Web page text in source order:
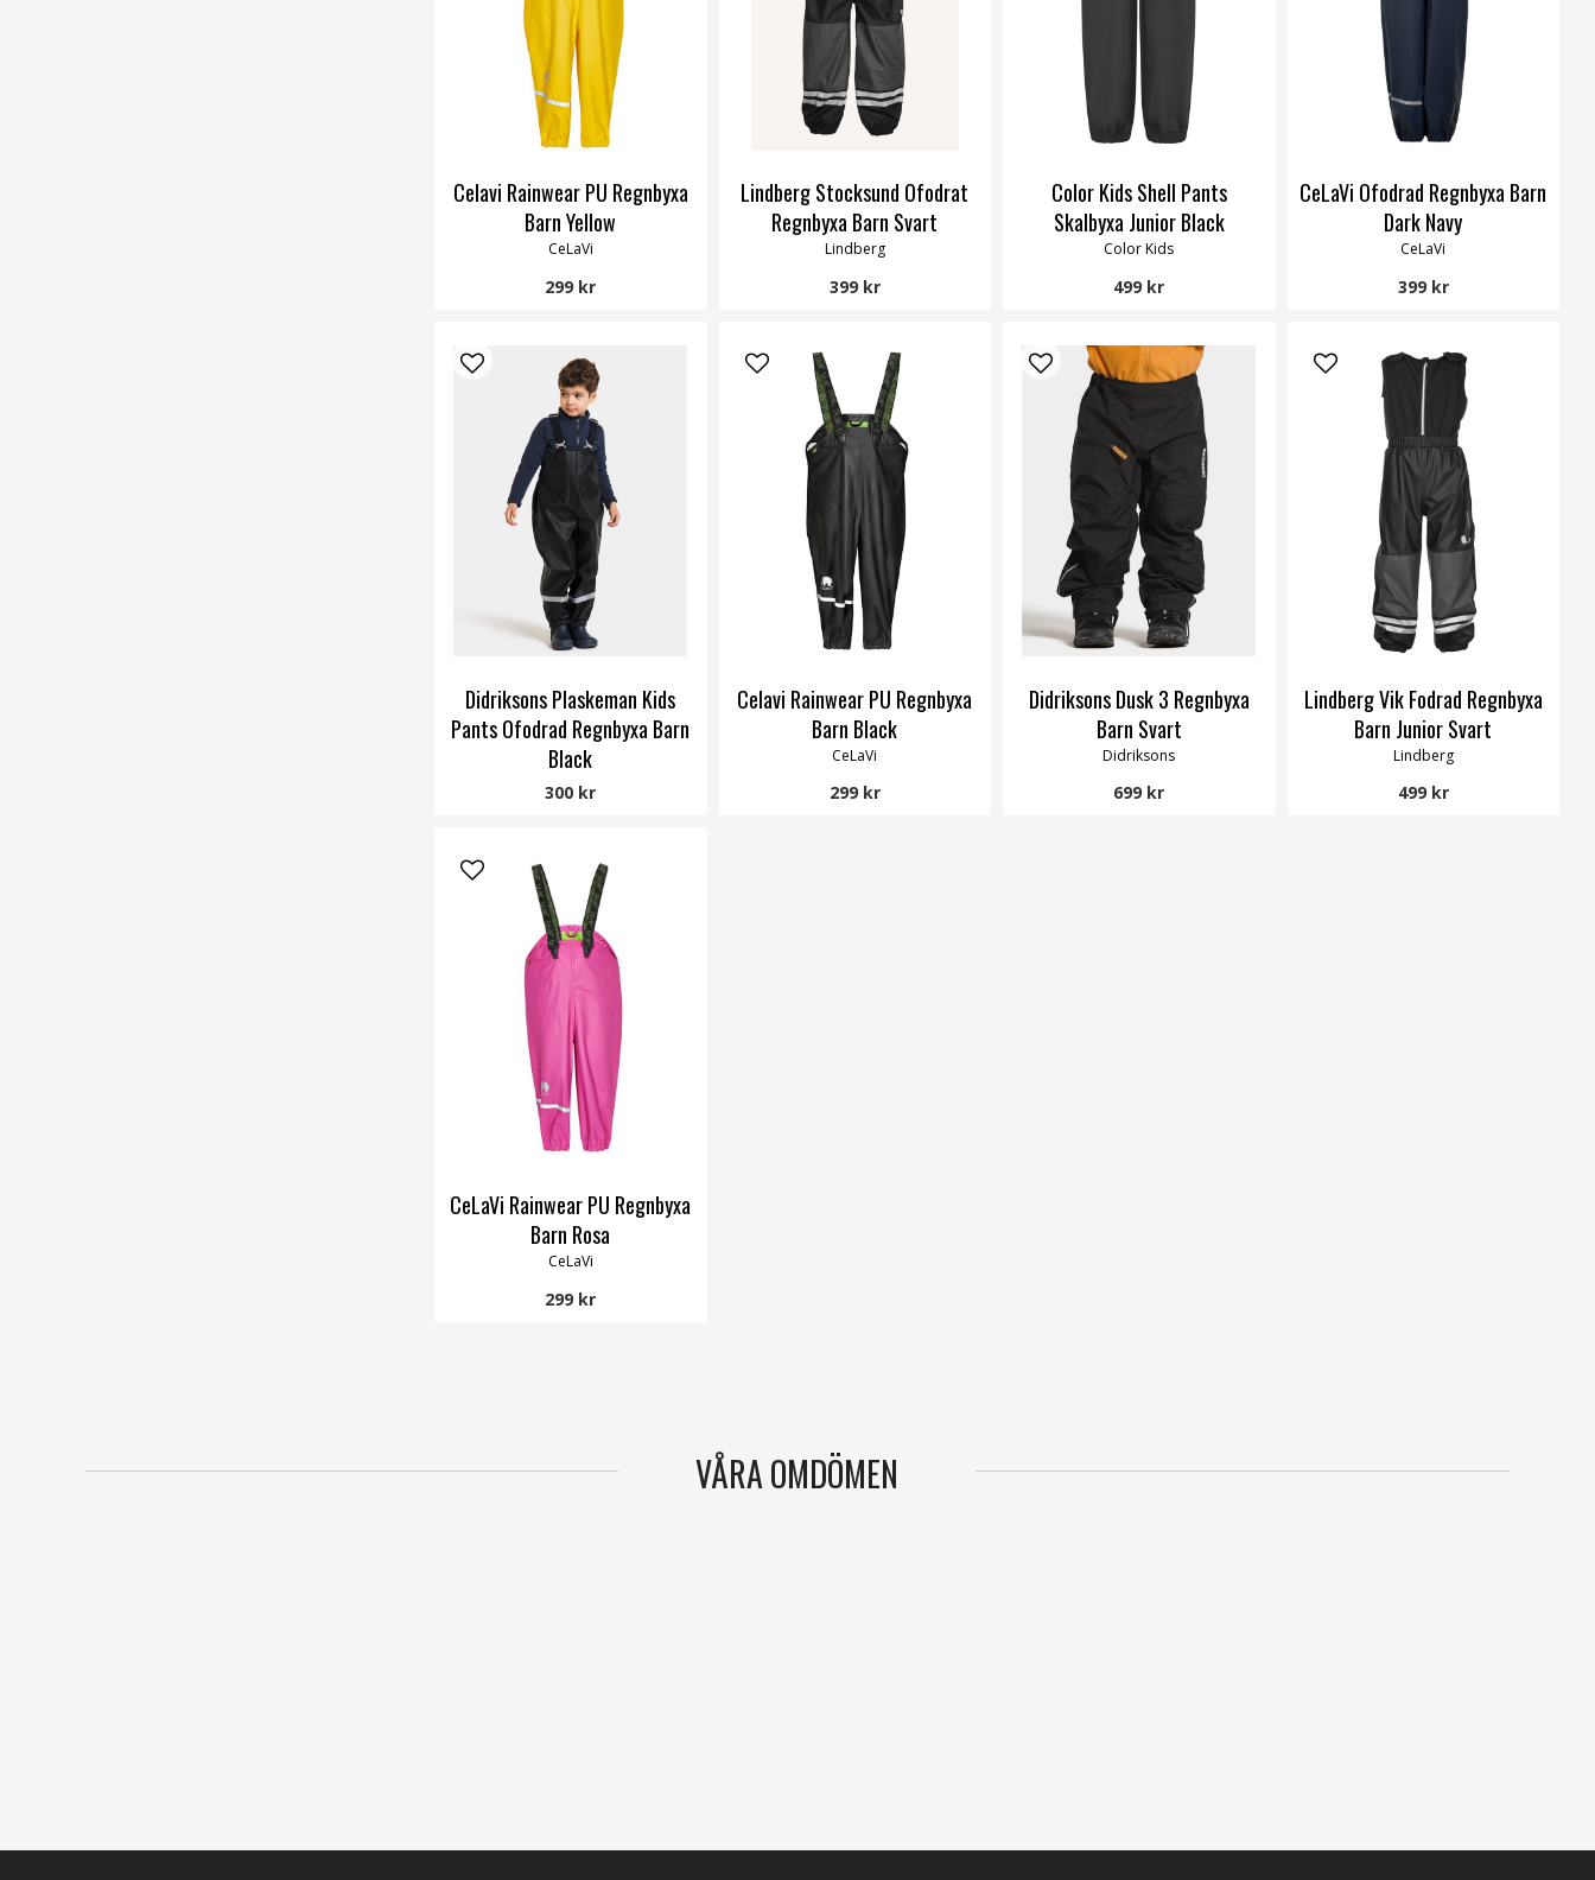
Celavi Rainwear PU Regnbyxa
Barn Yellow
CeLaVi
299 kr
Lindberg Stocksund Ofodrat
Regnbyxa Barn Svart
Lindberg
399 kr
Color Kids Shell Pants
Skalbyxa Junior Black
Color Kids
499 kr
CeLaVi Ofodrad Regnbyxa Barn
Dark Navy
CeLaVi
399 kr
Didriksons Plaskeman Kids
Pants Ofodrad Regnbyxa Barn
Black
Didriksons
300 kr
Celavi Rainwear PU Regnbyxa
Barn Black
CeLaVi
299 kr
Didriksons Dusk 3 Regnbyxa
Barn Svart
Didriksons
699 kr
Lindberg Vik Fodrad Regnbyxa
Barn Junior Svart
Lindberg
499 kr
CeLaVi Rainwear PU Regnbyxa
Barn Rosa
CeLaVi
299 kr
VÅRA OMDÖMEN